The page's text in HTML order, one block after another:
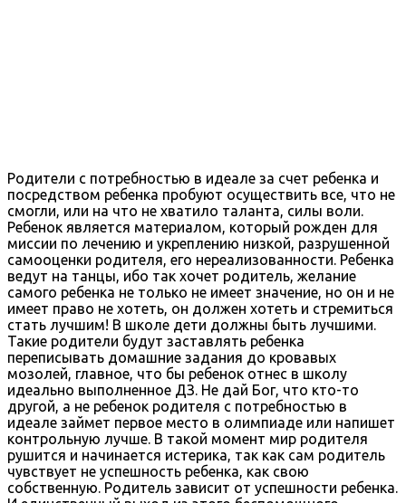
Родители с потребностью в идеале за счет ребенка и
посредством ребенка пробуют осуществить все, что не
смогли, или на что не хватило таланта, силы воли.
Ребенок является материалом, который рожден для
миссии по лечению и укреплению низкой, разрушенной
самооценки родителя, его нереализованности. Ребенка
ведут на танцы, ибо так хочет родитель, желание
самого ребенка не только не имеет значение, но он и не
имеет право не хотеть, он должен хотеть и стремиться
стать лучшим! В школе дети должны быть лучшими.
Такие родители будут заставлять ребенка
переписывать домашние задания до кровавых
мозолей, главное, что бы ребенок отнес в школу
идеально выполненное ДЗ. Не дай Бог, что кто-то
другой, а не ребенок родителя с потребностью в
идеале займет первое место в олимпиаде или напишет
контрольную лучше. В такой момент мир родителя
рушится и начинается истерика, так как сам родитель
чувствует не успешность ребенка, как свою
собственную. Родитель зависит от успешности ребенка.